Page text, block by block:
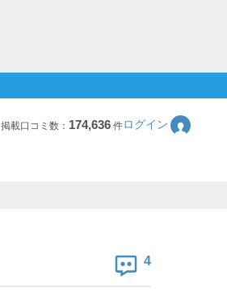
掲載口コミ数： 174,636件ログイン
4